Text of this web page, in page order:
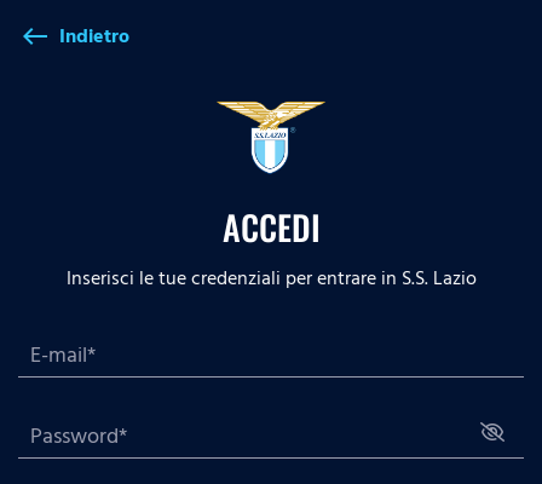
west Indietro
ACCEDI
Inserisci le tue credenziali per entrare in S.S. Lazio